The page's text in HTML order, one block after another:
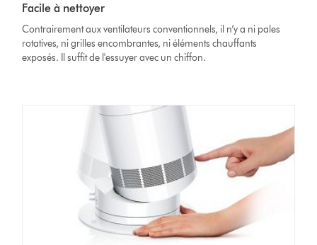
Facile à nettoyer
Contrairement aux ventilateurs conventionnels, il n’y a ni pales
rotatives, ni grilles encombrantes, ni éléments chauffants
exposés. Il suffit de l'essuyer avec un chiffon.